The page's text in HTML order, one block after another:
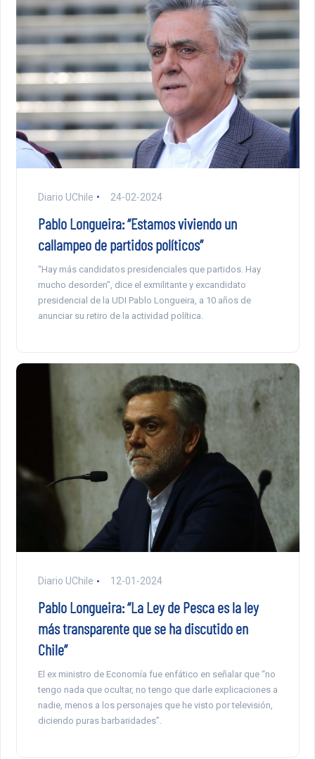
Diario UChile 24-02-2024
Pablo Longueira: “Estamos viviendo un
callampeo de partidos políticos”
“Hay más candidatos presidenciales que partidos. Hay
mucho desorden”, dice el exmilitante y excandidato
presidencial de la UDI Pablo Longueira, a 10 años de
anunciar su retiro de la actividad política.
Diario UChile 12-01-2024
Pablo Longueira: “La Ley de Pesca es la ley
más transparente que se ha discutido en
Chile”
El ex ministro de Economía fue enfático en señalar que “no
tengo nada que ocultar, no tengo que darle explicaciones a
nadie, menos a los personajes que he visto por televisión,
diciendo puras barbaridades”.